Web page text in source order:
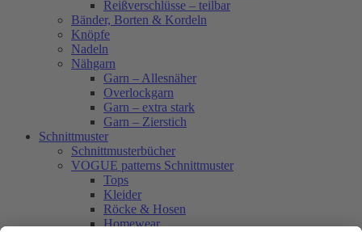
Reißverschlüsse – teilbar
Bänder, Borten & Kordeln
Knöpfe
Nadeln
Nähgarn
Garn – Allesnäher
Overlockgarn
Garn – extra stark
Garn – Zierstich
Schnittmuster
Schnittmusterbücher
VOGUE patterns Schnittmuster
Tops
Kleider
Röcke & Hosen
Homewear